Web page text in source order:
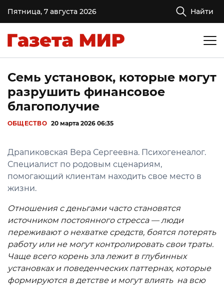
Пятница, 7 августа 2026 Найти
Семь установок, которые могут
разрушить финансовое
благополучие
ОБЩЕСТВО 20 марта 2026 06:35
Драпиковская Вера Сергеевна. Психогенеалог.
Специалист по родовым сценариям,
помогающий клиентам находить свое место в
жизни.
Отношения с деньгами часто становятся
источником постоянного стресса — люди
переживают о нехватке средств, боятся потерять
работу или не могут контролировать свои траты.
Чаще всего корень зла лежит в глубинных
установках и поведенческих паттернах, которые
формируются в детстве и могут влиять на всю